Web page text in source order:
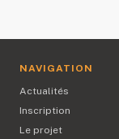
NAVIGATION
Actualités
Inscription
Le projet